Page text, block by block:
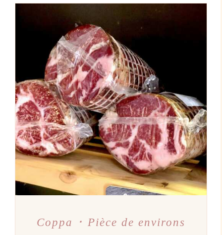
AJOUTER AU PANIER
/
DÉTAILS
Coppa ･ Pièce de environs